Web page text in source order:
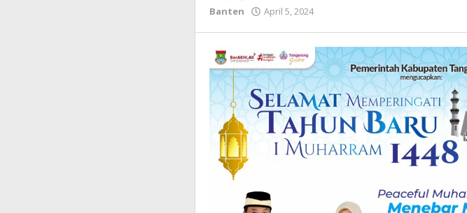
Banten
April 5, 2024